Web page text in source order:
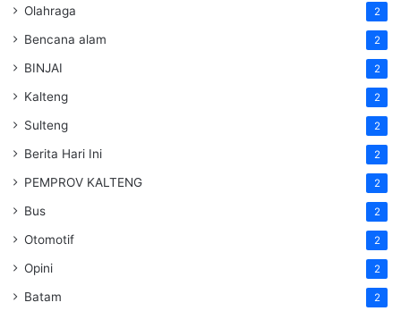
Olahraga 2
Bencana alam 2
BINJAI 2
Kalteng 2
Sulteng 2
Berita Hari Ini 2
PEMPROV KALTENG 2
Bus 2
Otomotif 2
Opini 2
Batam 2